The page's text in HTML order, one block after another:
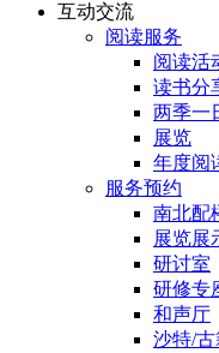
互动交流
阅读服务
阅读活
读书分
两季一
展览
年度阅
服务预约
南北配
展览展
研讨室
研修专
和声厅
沙特/